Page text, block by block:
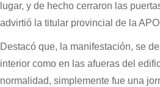
lugar, y de hecho cerraron las
advirtió la titular provincial de la
Destacó que, la manifestación, se
interior como en las afueras del
normalidad, simplemente fue una